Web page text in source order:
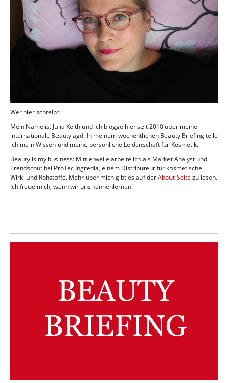
Wer hier schreibt:
Mein Name ist Julia Keith und ich blogge hier seit 2010 über meine
internationale Beautyjagd. In meinem wöchentlichen Beauty Briefing teile
ich mein Wissen und meine persönliche Leidenschaft für Kosmetik.
Beauty is my business: Mittlerweile arbeite ich als Market Analyst und
Trendscout bei ProTec Ingredia, einem Distributeur für kosmetische
Wirk- und Rohstoffe. Mehr über mich gibt es auf derAbout-Seite zu lesen.
Ich freue mich, wenn wir uns kennenlernen!